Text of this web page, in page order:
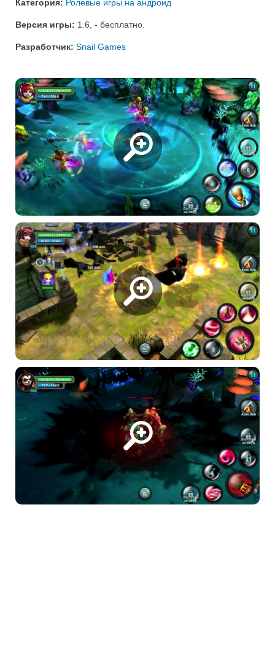
Категория: Ролевые игры на андроид
Версия игры: 1.6 - бесплатно
Разработчик: Snail Games